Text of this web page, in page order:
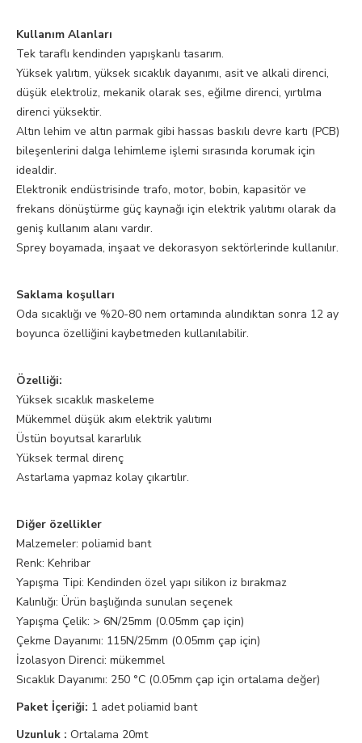
Kullanım Alanları
Tek taraflı kendinden yapışkanlı tasarım.
Yüksek yalıtım, yüksek sıcaklık dayanımı, asit ve alkali direnci,
düşük elektroliz, mekanik olarak ses, eğilme direnci, yırtılma
direnci yüksektir.
Altın lehim ve altın parmak gibi hassas baskılı devre kartı (PCB)
bileşenlerini dalga lehimleme işlemi sırasında korumak için
idealdir.
Elektronik endüstrisinde trafo, motor, bobin, kapasitör ve
frekans dönüştürme güç kaynağı için elektrik yalıtımı olarak da
geniş kullanım alanı vardır.
Sprey boyamada, inşaat ve dekorasyon sektörlerinde kullanılır.
Saklama koşulları
Oda sıcaklığı ve %20-80 nem ortamında alındıktan sonra 12 ay
boyunca özelliğini kaybetmeden kullanılabilir.
Özelliği:
Yüksek sıcaklık maskeleme
Mükemmel düşük akım elektrik yalıtımı
Üstün boyutsal kararlılık
Yüksek termal direnç
Astarlama yapmaz kolay çıkartılır.
Diğer özellikler
Malzemeler: poliamid bant
Renk: Kehribar
Yapışma Tipi: Kendinden özel yapı silikon iz bırakmaz
Kalınlığı: Ürün başlığında sunulan seçenek
Yapışma Çelik: > 6N/25mm (0.05mm çap için)
Çekme Dayanımı: 115N/25mm (0.05mm çap için)
İzolasyon Direnci: mükemmel
Sıcaklık Dayanımı: 250 °C (0.05mm çap için ortalama değer)
Paket İçeriği: 1 adet poliamid bant
Uzunluk : Ortalama 20mt